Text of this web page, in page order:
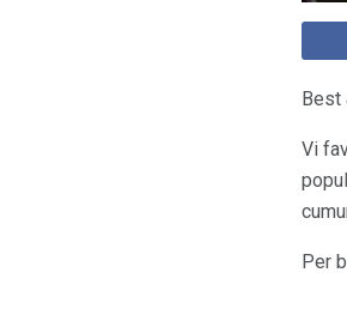
Best
Vi
Per